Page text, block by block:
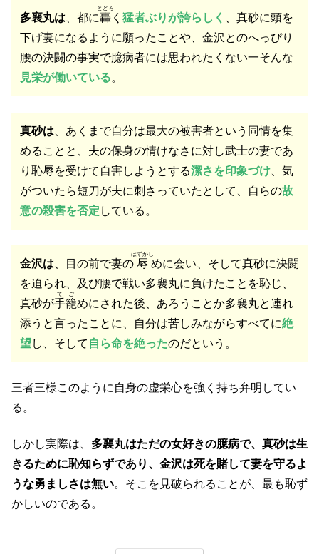
多襄丸は 、都に轟
とどろ
く 猛者ぶりが誇らしく
、真砂に頭を
下げ妻になるように願ったことや、金沢とのへっぴり
腰の決闘の事実で臆病者には思われたくない一そんな
見栄が働いている。
真砂は 、あくまで自分は最大の被害者という同情を集
めることと、夫の保身の情けなさに対し武士の妻であ
り恥辱を受けて自害しようとする潔さを印象づけ 、気
がついたら短刀が夫に刺さっていたとして、自らの故
意の殺害を否定 している。
金沢は 、目の前で妻の 辱
はずかし
めに会い、そして真砂に決闘
を迫られ、及び腰で戦い多襄丸に負けたことを恥じ、
真砂が手籠
てご
めにされた後、あろうことか多襄丸と連れ
添うと言ったことに、自分は苦しみながらすべてに絶
望し、そして 自ら命を絶ったのだという。
三者三様このように自身の虚栄心を強く持ち弁明してい
る。
しかし実際は、 多襄丸はただの女好きの臆病で、真砂は生
きるために恥知らずであり、金沢は死を賭して妻を守るよ
うな勇ましさは無い。そこを見破られることが、最も恥ず
かしいのである。